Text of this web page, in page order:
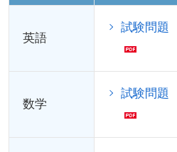
英語
試験問題
数学
試験問題